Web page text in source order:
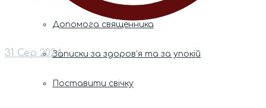
Допомога священника
Записки за здоров’я та за упокій
Поставити свічку
31 Сер 2024